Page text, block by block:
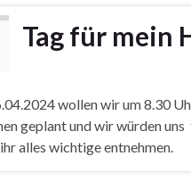
Tag für mein
wollen wir um 8.30
geplant und wir würden
alles wichtige entnehmen.